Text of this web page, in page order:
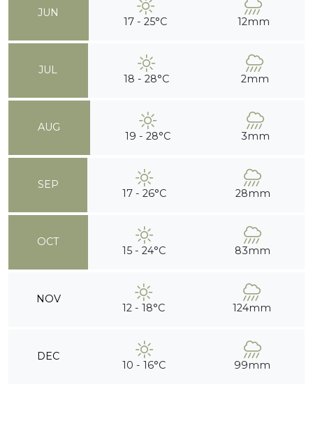
JUN
17 - 25°C 12mm
JUL
18 - 28°C 2mm
AUG
19 - 28°C 3mm
SEP
17 - 26°C 28mm
OCT
15 - 24°C 83mm
NOV
12 - 18°C 124mm
DEC
10 - 16°C 99mm